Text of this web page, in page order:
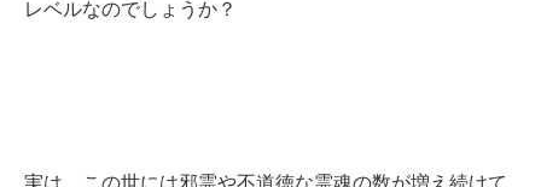
レベルなのでしょうか？